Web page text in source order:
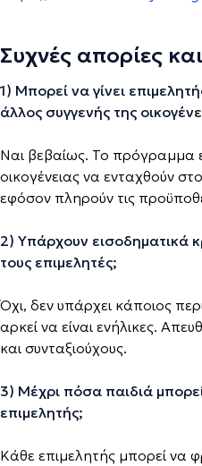
Συχνές απορίες
1) Μπορεί να γίνει
άλλος συγγενής της
Ναι βεβαίως. Το πρόγραμμα
οικογένειας να ενταχθούν
εφόσον πληρούν τις
2) Υπάρχουν εισοδηματικά
τους επιμελητές;
Όχι, δεν υπάρχει κάποιος
αρκεί να είναι ενήλικες.
και συνταξιούχους.
3) Μέχρι πόσα παιδιά
επιμελητής;
Κάθε επιμελητής μπορεί να